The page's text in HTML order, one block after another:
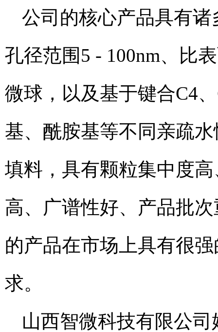
公司的核心产品具有诸
孔径范围5 - 100nm、比
微球，以及基于键合C4
基、酰胺基等不同亲疏
填料，具有颗粒集中度
高、广谱性好、产品批
的产品在市场上具有很
求。
山西智微科技有限公